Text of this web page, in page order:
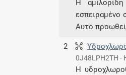
Η
εσπειραμένο
Αυτό προωθεί
2
0J48LPH2TH -
Η